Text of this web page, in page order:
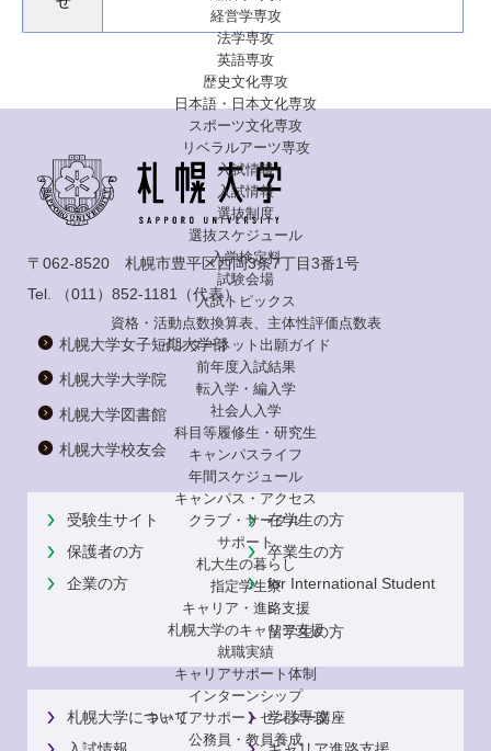
経営学専攻
法学専攻
英語専攻
歴史文化専攻
日本語・日本文化専攻
スポーツ文化専攻
リベラルアーツ専攻
入試情報
入試情報
選抜制度
選抜スケジュール
入学検定料
試験会場
入試トピックス
資格・活動点数換算表、主体性評価点数表
インターネット出願ガイド
前年度入試結果
転入学・編入学
社会人入学
科目等履修生・研究生
キャンパスライフ
年間スケジュール
キャンパス・アクセス
クラブ・サークル
サポート
札大生の暮らし
指定学生寮
キャリア・進路支援
札幌大学のキャリア支援
就職実績
キャリアサポート体制
インターンシップ
キャリアサポートセンター講座
公務員・教員養成
〒062-8520 札幌市豊平区西岡3条7丁目3番1号
Tel.
（011）852-1181 （代表）
札幌大学女子短期大学部
札幌大学大学院
札幌大学図書館
札幌大学校友会
受験生サイト
在学生の方
保護者の方
卒業生の方
企業の方
for International Student
s
留学生の方
札幌大学について
学群専攻